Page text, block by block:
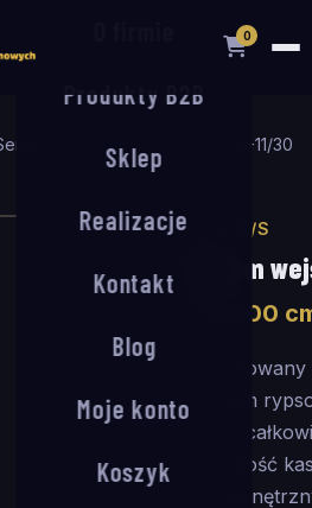
0
Produkty B2B
Sklep
Realizacje
Kontakt
Blog
Moje konto
Koszyk
R/S
System wejściowy R/S-11/30
SERIA R/S
System
100
wkładem
11 mm,
(głębokość
Do